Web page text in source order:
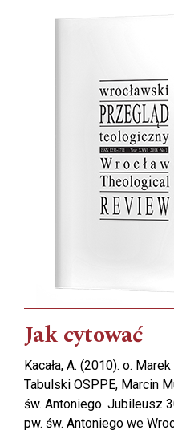
Cover image
Jak cytować
Kacała, A. (2010). o.
Tabulski OSPPE, Marcin
św. Antoniego. Jubileusz
pw. św. Antoniego we